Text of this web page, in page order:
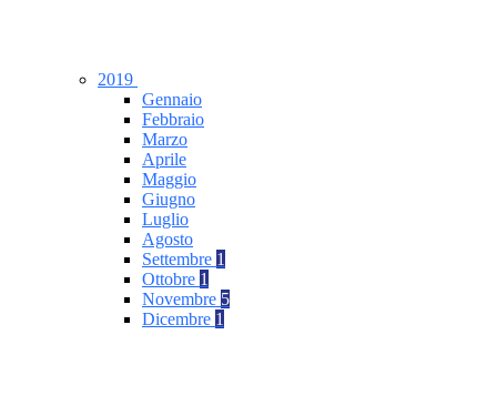
2019
Gennaio
Febbraio
Marzo
Aprile
Maggio
Giugno
Luglio
Agosto
Settembre 1
Ottobre 1
Novembre 5
Dicembre 1